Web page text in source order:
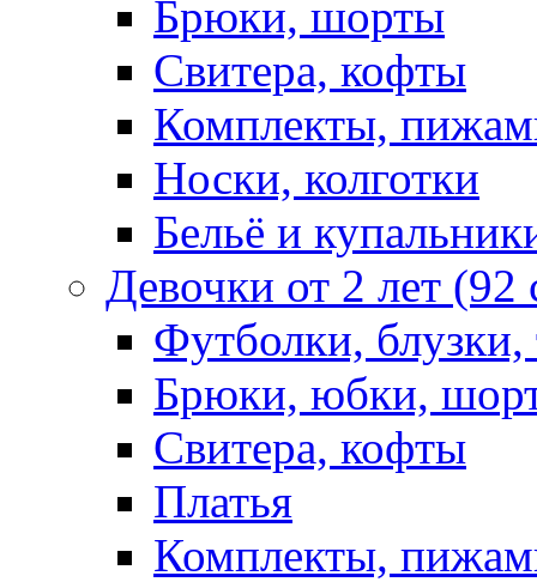
Брюки, шорты
Свитера, кофты
Комплекты,
Носки, колготки
Бельё и
Девочки от 2 лет
Футболки,
Брюки, юбки,
Свитера, кофты
Платья
Комплекты,